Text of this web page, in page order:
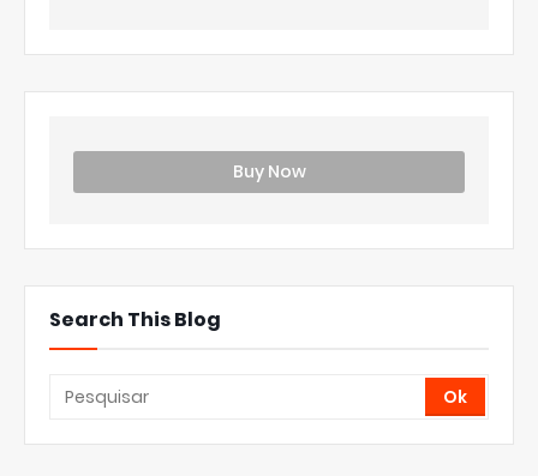
Buy Now
Search This Blog